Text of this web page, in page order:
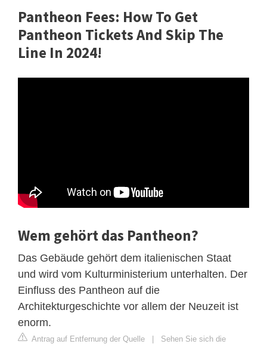
Pantheon Fees: How To Get
Pantheon Tickets And Skip The
Line In 2024!
Wem gehört das Pantheon?
Das Gebäude gehört dem italienischen Staat
und wird vom Kulturministerium unterhalten. Der
Einfluss des Pantheon auf die
Architekturgeschichte vor allem der Neuzeit ist
enorm.
Antrag auf Entfernung der Quelle | Sehen Sie sich die